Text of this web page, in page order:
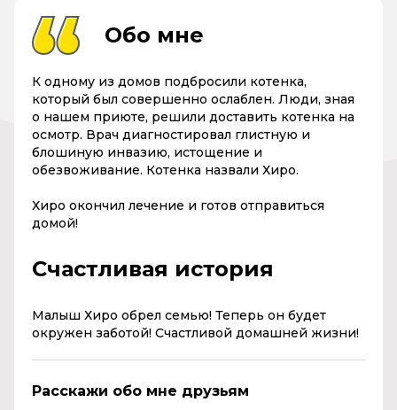
Обо мне
К одному из домов подбросили котенка,
который был совершенно ослаблен. Люди, зная
о нашем приюте, решили доставить котенка на
осмотр. Врач диагностировал глистную и
блошиную инвазию, истощение и
обезвоживание. Котенка назвали Хиро.
Хиро окончил лечение и готов отправиться
домой!
Счастливая история
Малыш Хиро обрел семью! Теперь он будет
окружен заботой! Счастливой домашней жизни!
Расскажи обо мне друзьям